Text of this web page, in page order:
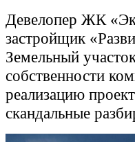
Девелопер ЖК
застройщик
Земельный
собственности
реализацию
скандальные